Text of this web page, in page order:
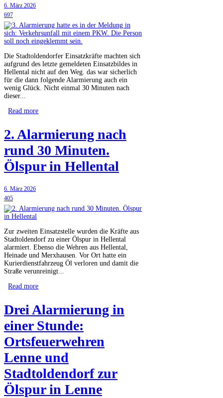
6. März 2026
697
Die Stadtoldendorfer Einsatzkräfte machten sich
aufgrund des letzte gemeldeten Einsatzbildes in
Hellental nicht auf den Weg. das war sicherlich
für die dann folgende Alarmierung auch ein
wenig Glück. Nicht einmal 30 Minuten nach
dieser...
Read more
2. Alarmierung nach
rund 30 Minuten.
Ölspur in Hellental
6. März 2026
405
Zur zweiten Einsatzstelle wurden die Kräfte aus
Stadtoldendorf zu einer Ölspur in Hellental
alarmiert. Ebenso die Wehren aus Hellental,
Heinade und Merxhausen. Vor Ort hatte ein
Kurierdienstfahrzeug Öl verloren und damit die
Straße verunreinigt...
Read more
Drei Alarmierung in
einer Stunde:
Ortsfeuerwehren
Lenne und
Stadtoldendorf zur
Ölspur in Lenne